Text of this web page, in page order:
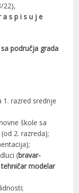
22),
a s p i s u j e
područja grada
1. razred srednje
škole sa
2. razreda);
(bravar-
modelar